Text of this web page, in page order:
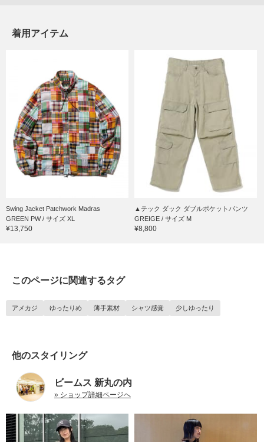
着用アイテム
Swing Jacket Patchwork Madras
GREEN PW / サイズ XL
¥13,750
▲テック ダック ダブルポケットパンツ
GREIGE / サイズ M
¥8,800
このページに関連するタグ
アメカジ ゆったりめ 薄手素材 シャツ感覚 少しゆったり
他のスタイリング
ビームス 新丸の内
» ショップ詳細ページへ